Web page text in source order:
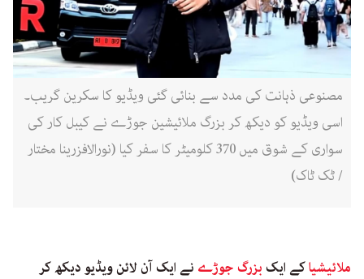
مصنوعی ذہانت کی مدد سے بنائی گئی ویڈیو کا سکرین گریب۔
اسی ویڈیو کو دیکھ کر بزرگ ملائیشین جوڑے نے کیبل کار کی
سواری کے شوق میں 370 کلومیٹر کا سفر کیا (نورالافزرینا مختار
/ ٹک ٹاک)
ملائیشیاکے ایکبزرگ جوڑے نے ایک آن لائن ویڈیو دیکھ کر